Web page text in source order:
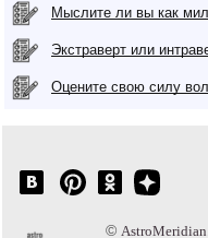
Мыслите ли вы как
Экстраверт или
Оцените свою силу
©